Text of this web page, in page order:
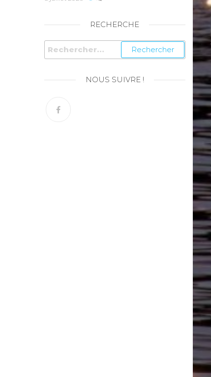
RECHERCHE
NOUS SUIVRE !